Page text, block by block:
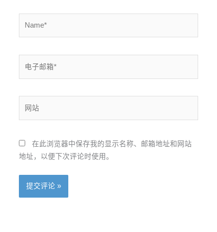
箱
在此浏览器中保存我的显示名称、邮箱地址和网站
地址，以便下次评论时使用。